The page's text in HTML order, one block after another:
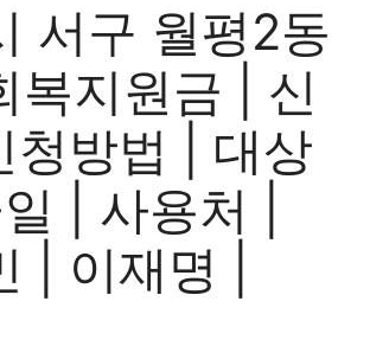
서구 월평2동
복지원금 | 신
청방법 | 대상
일 | 사용처 |
| 이재명 |